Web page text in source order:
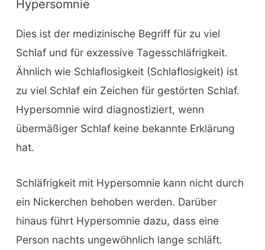
Hypersomnie
Dies ist der medizinische Begriff für zu viel
Schlaf und für exzessive Tagesschläfrigkeit.
Ähnlich wie Schlaflosigkeit (Schlaflosigkeit) ist
zu viel Schlaf ein Zeichen für gestörten Schlaf.
Hypersomnie wird diagnostiziert, wenn
übermäßiger Schlaf keine bekannte Erklärung
hat.
Schläfrigkeit mit Hypersomnie kann nicht durch
ein Nickerchen behoben werden. Darüber
hinaus führt Hypersomnie dazu, dass eine
Person nachts ungewöhnlich lange schläft.